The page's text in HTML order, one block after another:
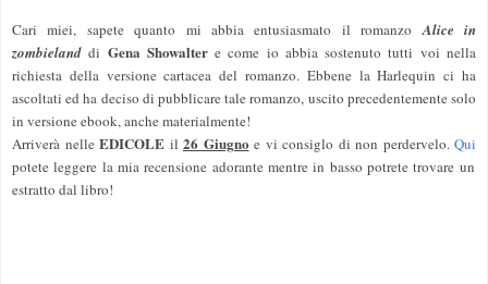
Cari miei, sapete quanto mi abbia entusiasmato il romanzoAlice in
zombieland di Gena Showaltere come io abbia sostenuto tutti voi nella
richiesta della versionecartacea del romanzo. Ebbene la Harlequin ci ha
ascoltati ed ha deciso di pubblicaretale romanzo, uscito precedentemente solo
in versione ebook, anche materialmente!
Arriverà nelle EDICOLE il 26 Giugno e vi consiglo di non perdervelo. Qui
potete leggere la mia recensione adorante mentre in basso potrete trovare un
estratto dal libro!